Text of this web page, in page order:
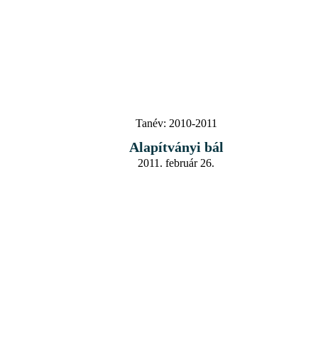
Tanév: 2010-2011
Alapítványi bál
2011. február 26.